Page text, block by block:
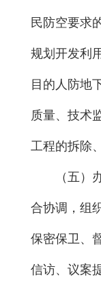
民防空要求
规划开发利
目的人防地
质量、技术
工程的拆除
（五）
合协调，组
保密保卫、
信访、议案